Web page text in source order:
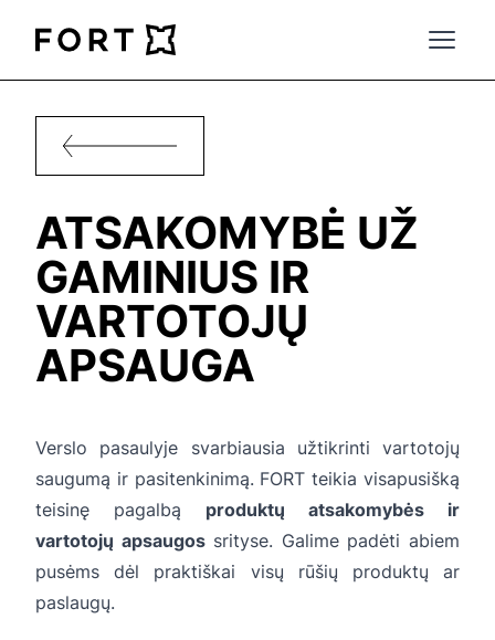
FortLegal
Open
ATSAKOMYBĖ UŽ
GAMINIUS IR
VARTOTOJŲ
APSAUGA
Verslo pasaulyje svarbiausia užtikrinti vartotojų
saugumą ir pasitenkinimą. FORT teikia visapusišką
teisinę pagalbą produktų atsakomybės ir
vartotojų apsaugossrityse. Galime padėti abiem
pusėms dėl praktiškai visų rūšių produktų ar
paslaugų.